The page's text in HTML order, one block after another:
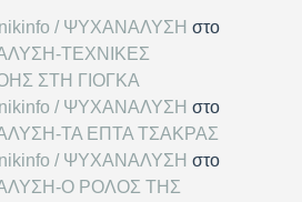
/ ΨΥΧΑΝΑΛΥΣΗ στο
ΤΕΧΝΙΚΕΣ
ΣΤΗ ΓΙΟΓΚΑ
/ ΨΥΧΑΝΑΛΥΣΗ στο
ΤΑ ΕΠΤΑ ΤΣΑΚΡΑΣ
/ ΨΥΧΑΝΑΛΥΣΗ στο
Ο ΡΟΛΟΣ ΤΗΣ